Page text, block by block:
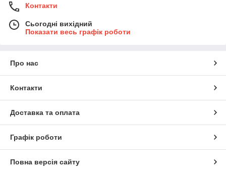
Контакти
Сьогодні вихідний
Показати весь графік роботи
Про нас
Контакти
Доставка та оплата
Графік роботи
Повна версія сайту